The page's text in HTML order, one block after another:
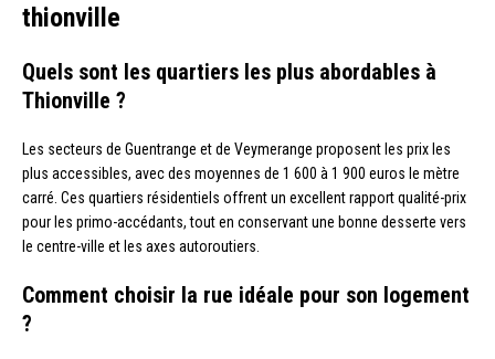
thionville
Quels sont les quartiers les plus abordables à
Thionville ?
Les secteurs de Guentrange et de Veymerange proposent les prix les
plus accessibles, avec des moyennes de 1 600 à 1 900 euros le mètre
carré. Ces quartiers résidentiels offrent un excellent rapport qualité-prix
pour les primo-accédants, tout en conservant une bonne desserte vers
le centre-ville et les axes autoroutiers.
Comment choisir la rue idéale pour son logement
?